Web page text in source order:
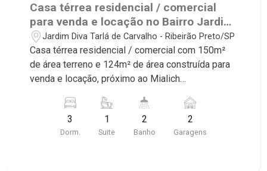
Casa térrea residencial / comercial
para venda e locação no Bairro Jardim
Diva Tarlá de Carvalho, próximo ao
Mialich Supermercados - Ribeirão
Preto/SP.
Jardim Diva Tarlá de Carvalho - Ribeirão Preto/SP
Casa térrea residencial / comercial com 150m²
de área terreno e 124m² de área construída para
venda e locação, próximo ao Mialich
Carvalho, Ribeirão Preto/SP. Conheça as
características deste imóvel que a Martinelli
Imobiliária selecionou para você: - 150m² de área
3
Dorm.
1
Suite
2
Banho
2
Garagens